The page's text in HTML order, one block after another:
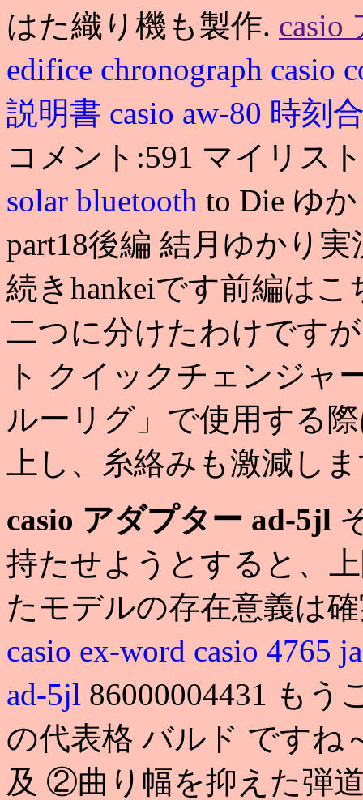
はた織り機も製作. casio
edifice chronograph casio
説明書 casio aw-80 時刻
コメント:591 マイリス
solar bluetooth to Die ゆ
part18後編 結月ゆかり
続きhankeiです前編は
二つに分けたわけです
ト クイックチェンジャ
ルーリグ」で使用する
上し、糸絡みも激減し
casio アダプター ad-5jl
持たせようとすると、
たモデルの存在意義は
casio ex-word casio 4765
ad-5jl 86000004431 も
の代表格 バルド です
及 ②曲り幅を抑えた弾